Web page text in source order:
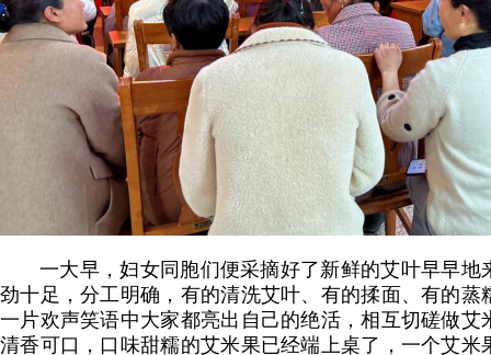
一大早，妇女同胞们便采摘好了新鲜的艾叶早早地
劲十足，分工明确，有的清洗艾叶、有的揉面、有的蒸
一片欢声笑语中大家都亮出自己的绝活，相互切磋做艾
清香可口，口味甜糯的艾米果已经端上桌了，一个艾米